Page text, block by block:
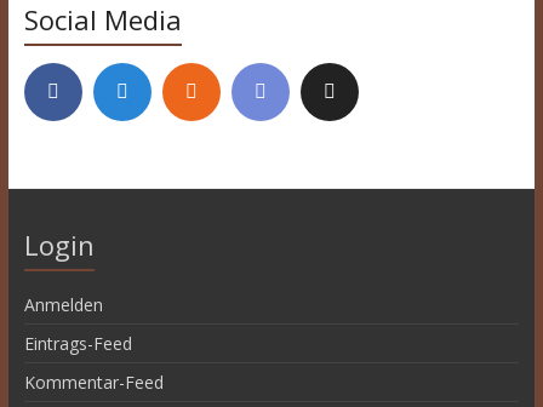
Social Media
Login
Anmelden
Eintrags-Feed
Kommentar-Feed